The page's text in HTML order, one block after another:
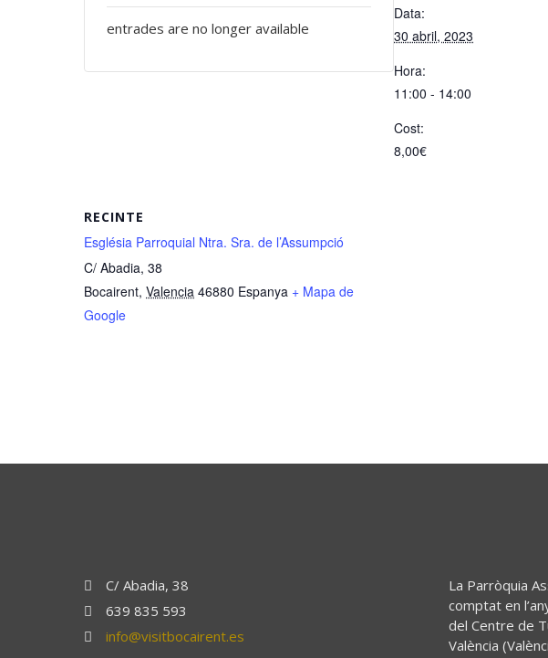
Data:
30 abril, 2023
Hora:
11:00 - 14:00
Cost:
8,00€
RECINTE
Església Parroquial Ntra. Sra. de l’Assumpció
C/ Abadia, 38
Bocairent, Valencia 46880 Espanya + Mapa de
Google
entrades are no longer available
C/ Abadia, 38
639 835 593
info@visitbocairent.es
La Parròquia
comptat en
del Centre de
València